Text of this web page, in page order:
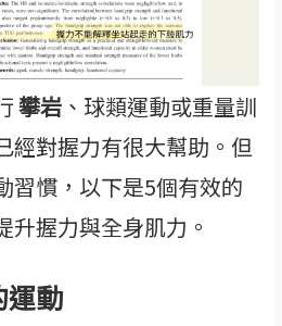
攀岩 、球類運動或重量訓
經對握力有很大幫助。但
習慣，以下是5個有效的
升握力與全身肌力。
運動